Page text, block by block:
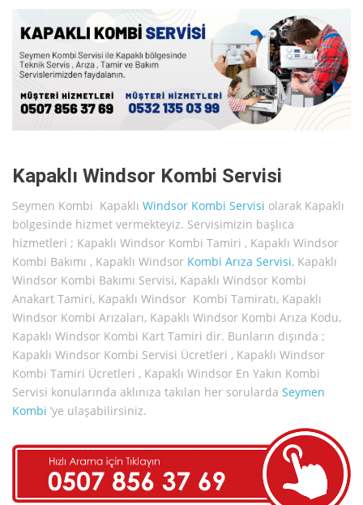
Kapaklı Windsor Kombi Servisi
Seymen Kombi Kapaklı Windsor Kombi Servisi olarak Kapaklı
bölgesinde hizmet vermekteyiz. Servisimizin başlıca
hizmetleri ; Kapaklı Windsor Kombi Tamiri , Kapaklı Windsor
Kombi Bakımı , Kapaklı Windsor Kombi Arıza Servisi, Kapaklı
Windsor Kombi Bakımı Servisi, Kapaklı Windsor Kombi
Anakart Tamiri, Kapaklı Windsor Kombi Tamiratı, Kapaklı
Windsor Kombi Arızaları, Kapaklı Windsor Kombi Arıza Kodu,
Kapaklı Windsor Kombi Kart Tamiri dir. Bunların dışında ;
Kapaklı Windsor Kombi Servisi Ücretleri , Kapaklı Windsor
Kombi Tamiri Ücretleri , Kapaklı Windsor En Yakın Kombi
Servisi konularında aklınıza takılan her sorularda Seymen
Kombi ’ye ulaşabilirsiniz.